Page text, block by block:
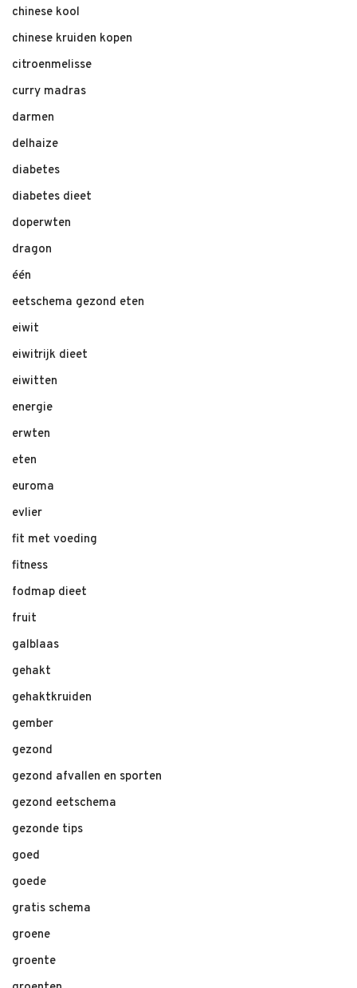
chinese kool
chinese kruiden kopen
citroenmelisse
curry madras
darmen
delhaize
diabetes
diabetes dieet
doperwten
dragon
één
eetschema gezond eten
eiwit
eiwitrijk dieet
eiwitten
energie
erwten
eten
euroma
evlier
fit met voeding
fitness
fodmap dieet
fruit
galblaas
gehakt
gehaktkruiden
gember
gezond
gezond afvallen en sporten
gezond eetschema
gezonde tips
goed
goede
gratis schema
groene
groente